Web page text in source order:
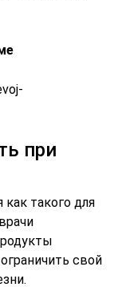
при
как такого для
свой